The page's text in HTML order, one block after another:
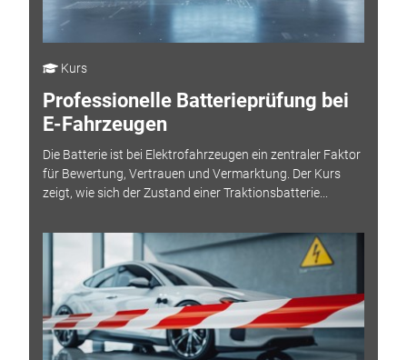
Kurs
Professionelle Batterieprüfung bei
E-Fahrzeugen
Die Batterie ist bei Elektrofahrzeugen ein zentraler Faktor
für Bewertung, Vertrauen und Vermarktung. Der Kurs
zeigt, wie sich der Zustand einer Traktionsbatterie...